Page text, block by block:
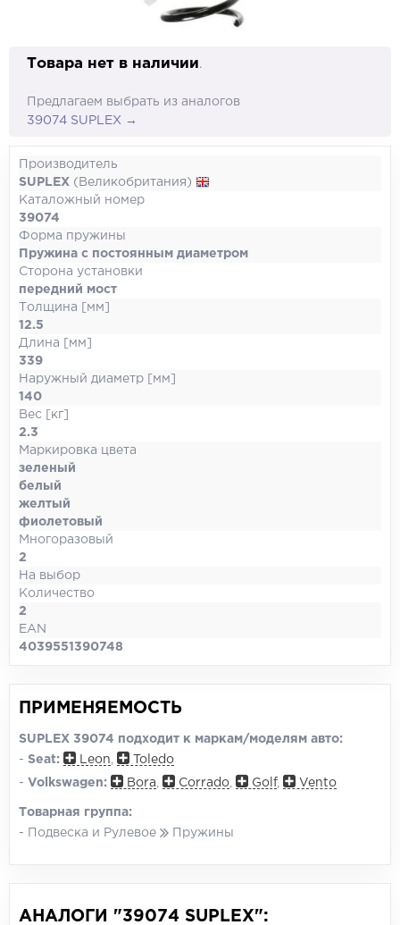
Товара нет в наличии.
Предлагаем выбрать из аналогов
39074 SUPLEX →
Производитель
SUPLEX (Великобритания)
Каталожный номер
39074
Форма пружины
Пружина с постоянным диаметром
Сторона установки
передний мост
Толщина [мм]
12.5
Длина [мм]
339
Наружный диаметр [мм]
140
Вес [кг]
2.3
Маркировка цвета
зеленый
белый
желтый
фиолетовый
Многоразовый
2
На выбор
Количество
2
EAN
4039551390748
ПРИМЕНЯЕМОСТЬ
SUPLEX 39074 подходит к маркам/моделям авто:
- Seat: Leon Toledo
- Volkswagen: Bora Corrado Golf, Vento
Товарная группа:
- Подвеска и Рулевое
Пружины
АНАЛОГИ "39074 SUPLEX":